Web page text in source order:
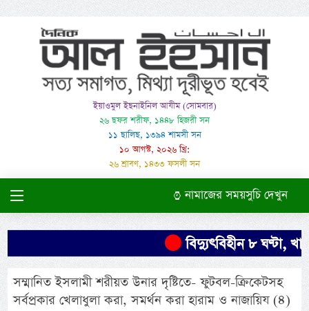
ইয়াওমুল ইছনাইনিল আযীম (সোমবার)
২৬ ছফর শরীফ, ১৪৪৮ হিজরী সন
১১ ছালিছ, ১৩৯৪ শামসী সন
১০ আগস্ট, ২০২৬ খ্রি:
২৬ শ্রাবণ, ১৪৩৩ ফসলী সন
নামাজের সময়সুচি দেখুন
বিদ্যুৎবিহীন ৮ ঘণ্টা,
সম্মানিত ইসলামী শরীয়ত উনার দৃষ্টিতে- ফুটবল-ক্রিকেটসহ
সর্বপ্রকার খেলাধুলা করা, সমর্থন করা হারাম ও নাজায়িয (৪)